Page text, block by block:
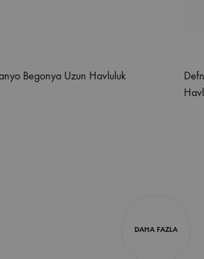
Begonya Uzun Havluluk
DAHA FAZLA